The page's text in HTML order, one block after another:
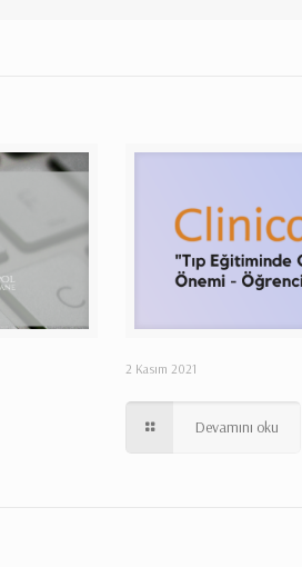
2 Kasım 2021
Devamını oku